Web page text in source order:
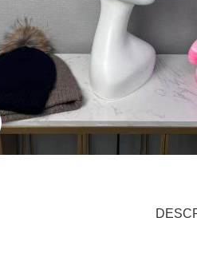
Clique para aumentar